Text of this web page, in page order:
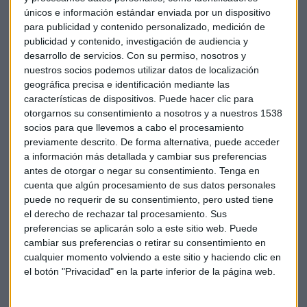
únicos e información estándar enviada por un dispositivo
para publicidad y contenido personalizado, medición de
publicidad y contenido, investigación de audiencia y
desarrollo de servicios. Con su permiso, nosotros y
nuestros socios podemos utilizar datos de localización
geográfica precisa e identificación mediante las
características de dispositivos. Puede hacer clic para
otorgarnos su consentimiento a nosotros y a nuestros 1538
socios para que llevemos a cabo el procesamiento
previamente descrito. De forma alternativa, puede acceder
a información más detallada y cambiar sus preferencias
antes de otorgar o negar su consentimiento. Tenga en
cuenta que algún procesamiento de sus datos personales
puede no requerir de su consentimiento, pero usted tiene
el derecho de rechazar tal procesamiento. Sus
preferencias se aplicarán solo a este sitio web. Puede
cambiar sus preferencias o retirar su consentimiento en
cualquier momento volviendo a este sitio y haciendo clic en
el botón "Privacidad" en la parte inferior de la página web.
desde hace años, su apuesta por el empleo estable y de
calidad es uno de los ejes básicos de su política de Recursos
Humanos. De hecho, su compromiso con el crecimiento
personal y profesional del conjunto de sus trabajadoras y
trabajadores es clave para poder disponer de una plantilla
implicada y de alto rendimiento.
Este compromiso recíproco ha permitido, dentro del marco
del Convenio Colectivo de la compañía, alcanzar
importantes hitos en 2014, como por ejemplo que el 98% de
la plantilla cobrase una prima por objetivos (263 millones de
euros en su conjunto), que 12.500 personas cambiasen de
tramo o categoría laboral (con un incremento salarial del
11%) o que se garantizase, como con las 4.000 personas que
tiene previsto incorporar en la campaña de verano, que el
salario neto mínimo de entrada en Mercadona sea de 1.100
euros al mes.